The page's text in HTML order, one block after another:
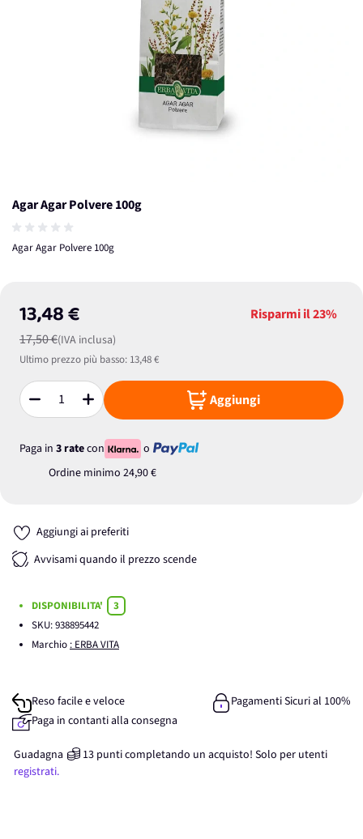
Agar Agar Polvere 100g
Agar Agar Polvere 100g
13,48 €
17,50 €(IVA inclusa)
Risparmi il23%
Ultimo prezzo più basso: 13,48 €
Quantità Aggiungi
Paga in 3 ratecon
o
Ordine minimo 24,90 €
Aggiungi ai preferiti
Avvisami quando il prezzo scende
DISPONIBILITA'
3
SKU:938895442
Marchio : ERBA VITA
Reso facile e veloce
Pagamenti Sicuri al 100%
Paga in contanti alla consegna
Guadagna 13 punticompletando un acquisto! Solo per utenti
registrati.